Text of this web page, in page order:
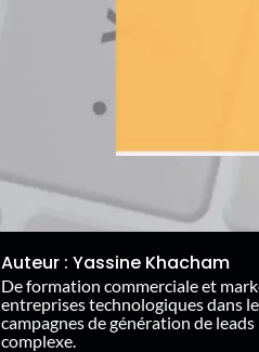
Auteur :Yassine Khacham
De formation commerciale et
entreprises technologiques dans
campagnes de génération de
complexe.